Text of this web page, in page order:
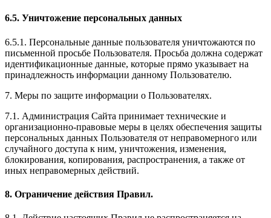
6.5. Уничтожение персональных данных
6.5.1. Персональные данные пользователя уничтожаются по
письменной просьбе Пользователя. Просьба должна содержат
идентификационные данные, которые прямо указывает на
принадлежность информации данному Пользователю.
7. Меры по защите информации о Пользователях.
7.1. Администрация Сайта принимает технические и
организационно-правовые меры в целях обеспечения защиты
персональных данных Пользователя от неправомерного или
случайного доступа к ним, уничтожения, изменения,
блокирования, копирования, распространения, а также от
иных неправомерных действий.
8. Ограничение действия Правил.